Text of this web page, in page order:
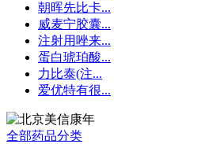
朝晖先比卡...
威麦宁胶囊...
注射用唑来...
蛋白琥珀酸...
力比泰(注...
爱优特有很...
全部药品分类